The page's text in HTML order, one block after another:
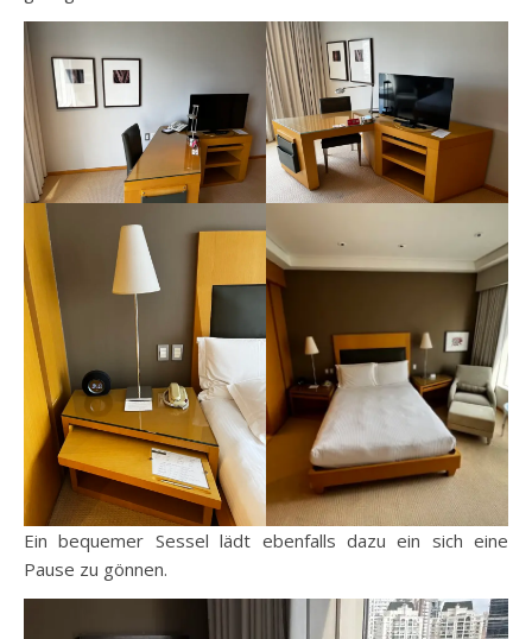
Ein bequemer Sessel lädt ebenfalls dazu ein sich eine
Pause zu gönnen.